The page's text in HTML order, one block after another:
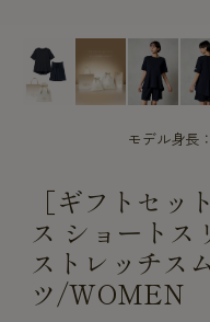
モデル身長
［ギフトセッ
ス ショート
ストレッチス
ツ/WOMEN